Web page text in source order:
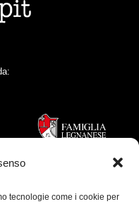
tecnologie come i cookie per